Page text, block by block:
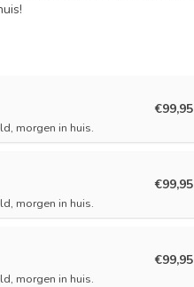
morgen in huis.
€99,95
morgen in huis.
€99,95
morgen in huis.
€99,95